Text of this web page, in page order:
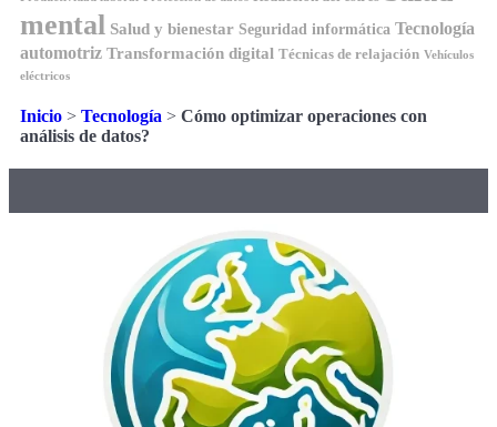
mental Salud y bienestar Seguridad informática Tecnología
automotriz Transformación digital Técnicas de relajación Vehículos
eléctricos
Inicio > Tecnología > Cómo optimizar operaciones con
análisis de datos?